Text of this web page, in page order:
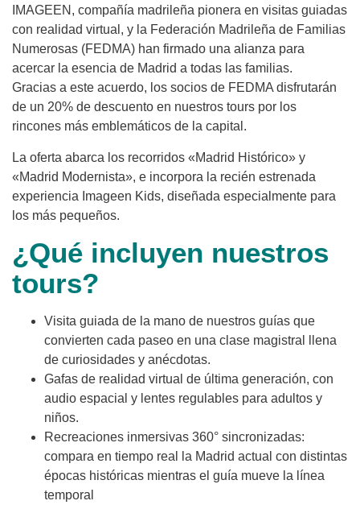
IMAGEEN, compañía madrileña pionera en visitas guiadas
con realidad virtual, y la Federación Madrileña de Familias
Numerosas (FEDMA) han firmado una alianza para
acercar la esencia de Madrid a todas las familias.
Gracias a este acuerdo, los socios de FEDMA disfrutarán
de un 20% de descuento en nuestros tours por los
rincones más emblemáticos de la capital.
La oferta abarca los recorridos «Madrid Histórico» y
«Madrid Modernista», e incorpora la recién estrenada
experiencia Imageen Kids, diseñada especialmente para
los más pequeños.
¿Qué incluyen nuestros
tours?
Visita guiada de la mano de nuestros guías que
convierten cada paseo en una clase magistral llena
de curiosidades y anécdotas.
Gafas de realidad virtual de última generación, con
audio espacial y lentes regulables para adultos y
niños.
Recreaciones inmersivas 360° sincronizadas:
compara en tiempo real la Madrid actual con distintas
épocas históricas mientras el guía mueve la línea
temporal